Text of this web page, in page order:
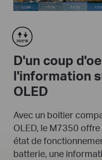
D'un coup
l'information
OLED
Avec un boitier
OLED, le M7350
état de
batterie, une